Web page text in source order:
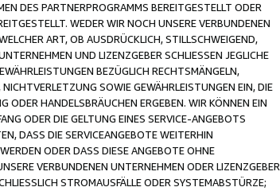
DES PARTNERPROGRAMMS BEREITGESTELLT ODER
WEDER WIR NOCH UNSERE VERBUNDENEN
ART, OB AUSDRÜCKLICH, STILLSCHWEIGEND,
UND LIZENZGEBER SCHLIESSEN JEGLICHE
BEZÜGLICH RECHTSMÄNGELN,
SOWIE GEWÄHRLEISTUNGEN EIN, DIE
ODER HANDELSBRÄUCHEN ERGEBEN. WIR KÖNNEN EIN
ODER DIE GELTUNG EINES SERVICE-ANGEBOTS
DASS DIE SERVICEANGEBOTE WEITERHIN
ODER DASS DIESE ANGEBOTE OHNE
VERBUNDENEN UNTERNEHMEN ODER LIZENZGEBER
STROMAUSFÄLLE ODER SYSTEMABSTÜRZE;